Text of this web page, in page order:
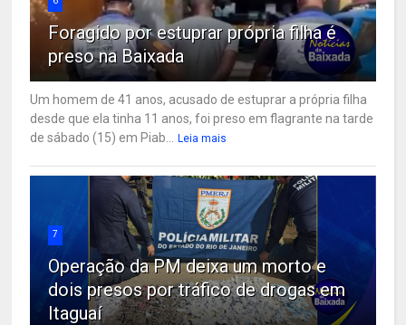
Foragido por estuprar própria filha é
preso na Baixada
Um homem de 41 anos, acusado de estuprar a própria filha
desde que ela tinha 11 anos, foi preso em flagrante na tarde
de sábado (15) em Piab...
Leia mais
7
Operação da PM deixa um morto e
dois presos por tráfico de drogas em
Itaguaí